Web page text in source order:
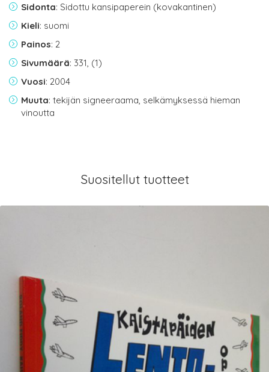
Sidonta: Sidottu kansipaperein (kovakantinen)
Kieli: suomi
Painos: 2
Sivumäärä: 331, (1)
Vuosi: 2004
Muuta: tekijän signeeraama, selkämyksessä hieman
vinoutta
Suositellut tuotteet